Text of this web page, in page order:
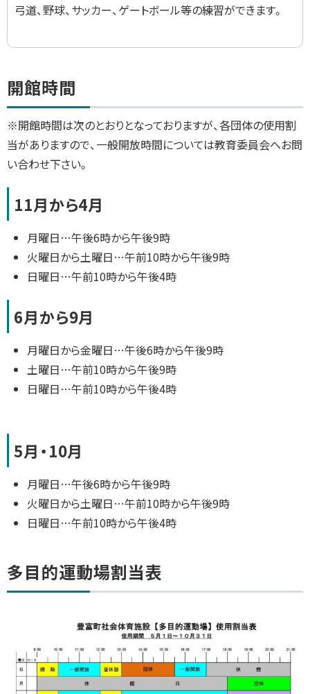
弓道、野球、サッカー、ゲートボール等の練習ができます。
ト
ッ
に
開館時間
※開館時間は次のとおりとなっておりますが、各団体の使用割
当がありますので、一般開放時間については教育委員会へお問
い合わせ下さい。
11月から4月
月曜日…午後6時から午後9時
火曜日から土曜日…午前10時から午後9時
日曜日…午前10時から午後4時
6月から9月
月曜日から金曜日…午後6時から午後9時
土曜日…午前10時から午後9時
日曜日…午前10時から午後4時
5月・10月
月曜日…午後6時から午後9時
火曜日から土曜日…午前10時から午後9時
日曜日…午前10時から午後4時
ト
ッ
る
多目的運動場割当表